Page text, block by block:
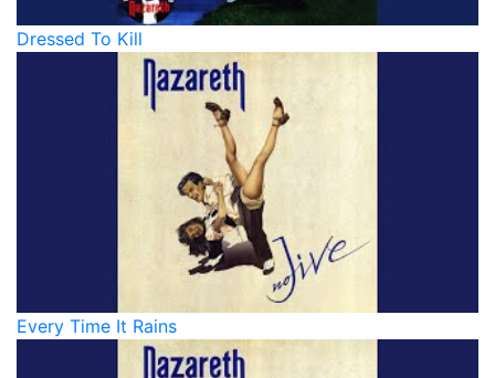
Dressed To Kill
Every Time It Rains